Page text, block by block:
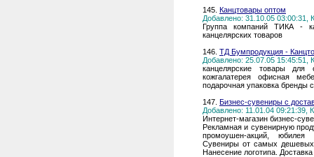
145. Канцтовары оптом
Добавлено: 31.10.05 03:00:31,
Группа компаний ТИКА -
канцелярских товаров
146. ТД Бумпродукция -
Добавлено: 25.07.05 15:45:51,
канцелярские товары
кожгалатерея офисная
подарочная упаковка бренды
147. Бизнес-сувениры с
Добавлено: 11.01.04 09:21:39,
Интернет-магазин бизнес-
Рекламная и сувенирную
промоушен-акций, юбилея
Сувениры от самых дешевых
Нанесение логотипа.